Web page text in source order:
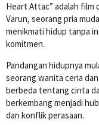
Heart Attac” adalah film
Varun, seorang pria
menikmati hidup tanpa
komitmen.
Pandangan hidupnya
seorang wanita ceria
berbeda tentang cinta
berkembang menjadi
dan konflik perasaan.